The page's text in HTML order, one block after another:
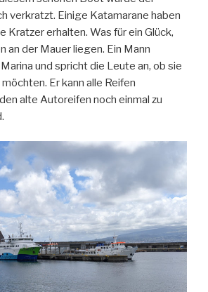
verkratzt. Einige Katamarane haben
Kratzer erhalten. Was für ein Glück,
an der Mauer liegen. Ein Mann
und spricht die Leute an, ob sie
Er kann alle Reifen
alte Autoreifen noch einmal zu